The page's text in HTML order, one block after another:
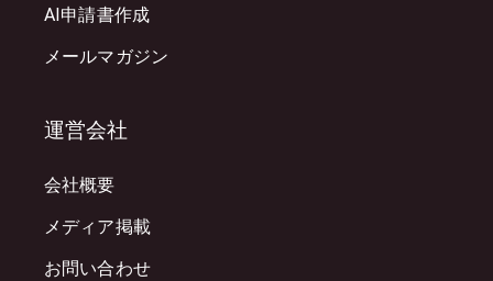
AI申請書作成
メールマガジン
運営会社
会社概要
メディア掲載
お問い合わせ